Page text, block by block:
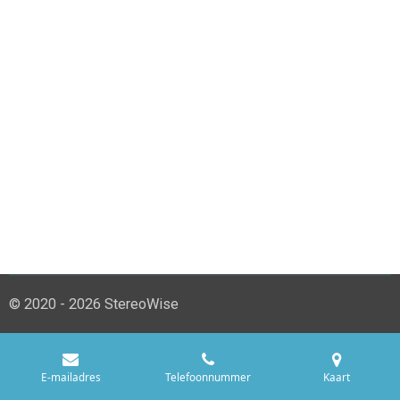
© 2020 - 2026 StereoWise
E-mailadres Telefoonnummer Kaart